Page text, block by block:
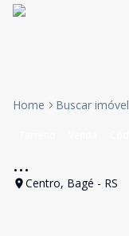
Home Buscar imóvel
...
Centro, Bagé - RS